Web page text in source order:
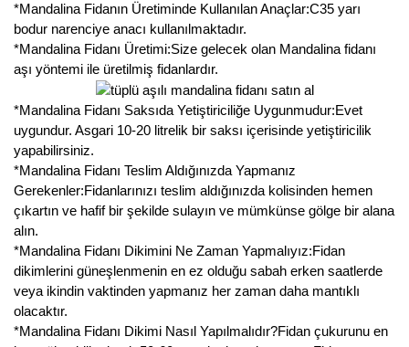
*Mandalina Fidanın Üretiminde Kullanılan Anaçlar:C35 yarı
bodur narenciye anacı kullanılmaktadır.
*Mandalina Fidanı Üretimi:Size gelecek olan Mandalina fidanı
aşı yöntemi ile üretilmiş fidanlardır.
*Mandalina Fidanı Saksıda Yetiştiriciliğe Uygunmudur:Evet
uygundur. Asgari 10-20 litrelik bir saksı içerisinde yetiştiricilik
yapabilirsiniz.
*Mandalina Fidanı Teslim Aldığınızda Yapmanız
Gerekenler:Fidanlarınızı teslim aldığınızda kolisinden hemen
çıkartın ve hafif bir şekilde sulayın ve mümkünse gölge bir alana
alın.
*Mandalina Fidanı Dikimini Ne Zaman Yapmalıyız:Fidan
dikimlerini güneşlenmenin en ez olduğu sabah erken saatlerde
veya ikindin vaktinden yapmanız her zaman daha mantıklı
olacaktır.
*Mandalina Fidanı Dikimi Nasıl Yapılmalıdır?Fidan çukurunu en